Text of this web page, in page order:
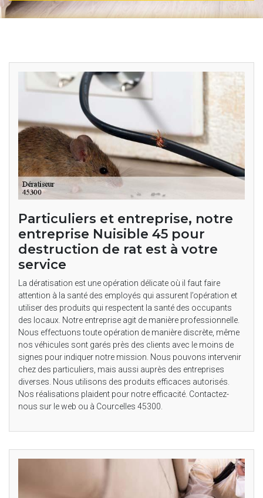
Particuliers et entreprise, notre
entreprise Nuisible 45 pour
destruction de rat est à votre
service
La dératisation est une opération délicate où il faut faire
attention à la santé des employés qui assurent l’opération et
utiliser des produits qui respectent la santé des occupants
des locaux. Notre entreprise agit de manière professionnelle.
Nous effectuons toute opération de manière discrète, même
nos véhicules sont garés près des clients avec le moins de
signes pour indiquer notre mission. Nous pouvons intervenir
chez des particuliers, mais aussi auprès des entreprises
diverses. Nous utilisons des produits efficaces autorisés.
Nos réalisations plaident pour notre efficacité. Contactez-
nous sur le web ou à Courcelles 45300.